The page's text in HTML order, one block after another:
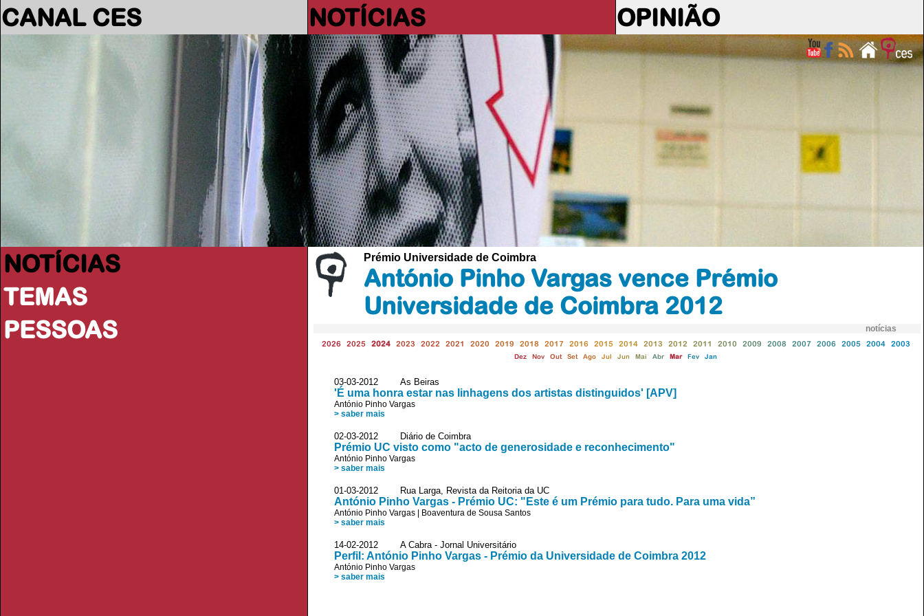
CANAL CES NOTÍCIAS OPINIÃO
NOTÍCIAS
TEMAS
PESSOAS
Prémio Universidade de Coimbra
António Pinho Vargas vence Prémio
Universidade de Coimbra 2012
notícias
2026 2025 2024 2023 2022 2021 2020 2019 2018 2017 2016 2015 2014 2013 2012 2011 2010 2009 2008 2007 2006 2005 2004 2003
Dez Nov Out Set Ago Jul Jun Mai Abr Mar Fev Jan
03-03-2012 As Beiras
'É uma honra estar nas linhagens dos artistas distinguidos' [APV]
António Pinho Vargas
> saber mais
02-03-2012 Diário de Coimbra
Prémio UC visto como "acto de generosidade e reconhecimento"
António Pinho Vargas
> saber mais
01-03-2012 Rua Larga, Revista da Reitoria da UC
António Pinho Vargas - Prémio UC: "Este é um Prémio para tudo. Para uma vida”
António Pinho Vargas
Boaventura de Sousa Santos
> saber mais
14-02-2012 A Cabra - Jornal Universitário
Perfil: António Pinho Vargas - Prémio da Universidade de Coimbra 2012
António Pinho Vargas
> saber mais